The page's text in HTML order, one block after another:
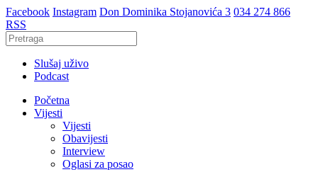
Facebook Instagram Don Dominika Stojanovića 3 034 274 866
RSS
Slušaj uživo
Podcast
Početna
Vijesti
Vijesti
Obavijesti
Interview
Oglasi za posao